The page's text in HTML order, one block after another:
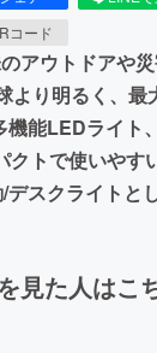
コード
アウトドアや
より明るく、最
能LEDライト
トで使いやす
スクライトと
見た人はこ